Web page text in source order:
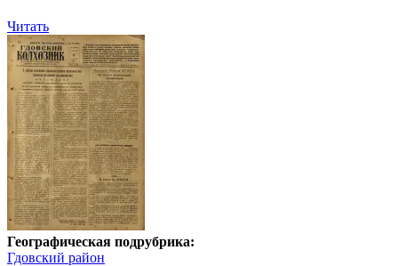
Читать
Географическая подрубрика:
Гдовский район